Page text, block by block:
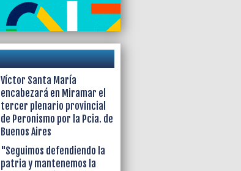
Víctor Santa María
encabezará en Miramar el
tercer plenario provincial
de Peronismo por la Pcia. de
Buenos Aires
"Seguimos defendiendo la
patria y mantenemos la